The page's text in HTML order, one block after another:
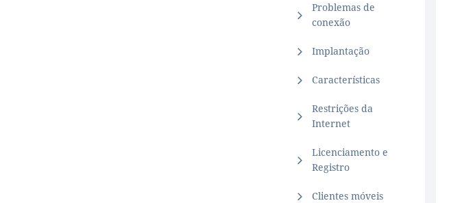
Problemas de
conexão
Implantação
Características
Restrições da
Internet
Licenciamento e
Registro
Clientes móveis